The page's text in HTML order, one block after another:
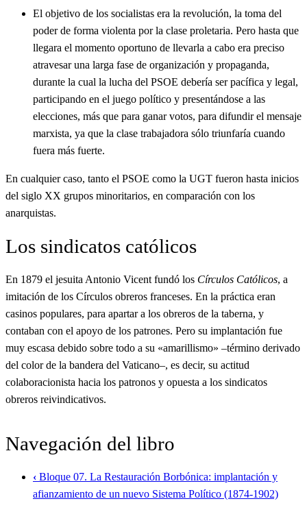
El objetivo de los socialistas era la revolución, la toma del
poder de forma violenta por la clase proletaria. Pero hasta que
llegara el momento oportuno de llevarla a cabo era preciso
atravesar una larga fase de organización y propaganda,
durante la cual la lucha del PSOE debería ser pacífica y legal,
participando en el juego político y presentándose a las
elecciones, más que para ganar votos, para difundir el mensaje
marxista, ya que la clase trabajadora sólo triunfaría cuando
fuera más fuerte.
En cualquier caso, tanto el PSOE como la UGT fueron hasta inicios
del siglo XX grupos minoritarios, en comparación con los
anarquistas.
Los sindicatos católicos
En 1879 el jesuita Antonio Vicent fundó los Círculos Católicos, a
imitación de los Círculos obreros franceses. En la práctica eran
casinos populares, para apartar a los obreros de la taberna, y
contaban con el apoyo de los patrones. Pero su implantación fue
muy escasa debido sobre todo a su «amarillismo» –término derivado
del color de la bandera del Vaticano–, es decir, su actitud
colaboracionista hacia los patronos y opuesta a los sindicatos
obreros reivindicativos.
Navegación del libro
‹ Bloque 07. La Restauración Borbónica: implantación y
afianzamiento de un nuevo Sistema Político (1874-1902)